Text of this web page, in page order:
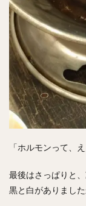
「ホルモンって、
最後はさっぱりと
黒と白がありまし